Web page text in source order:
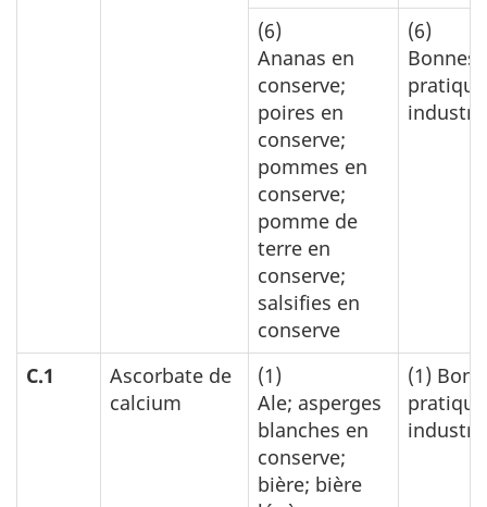
(6)
Ananas en
conserve;
poires en
conserve;
pommes en
conserve;
pomme de
terre en
conserve;
salsifies en
conserve
(6)
Bonnes
C.1
Ascorbate de
calcium
(1)
Ale; asperges
blanches en
conserve;
bière; bière
(1)